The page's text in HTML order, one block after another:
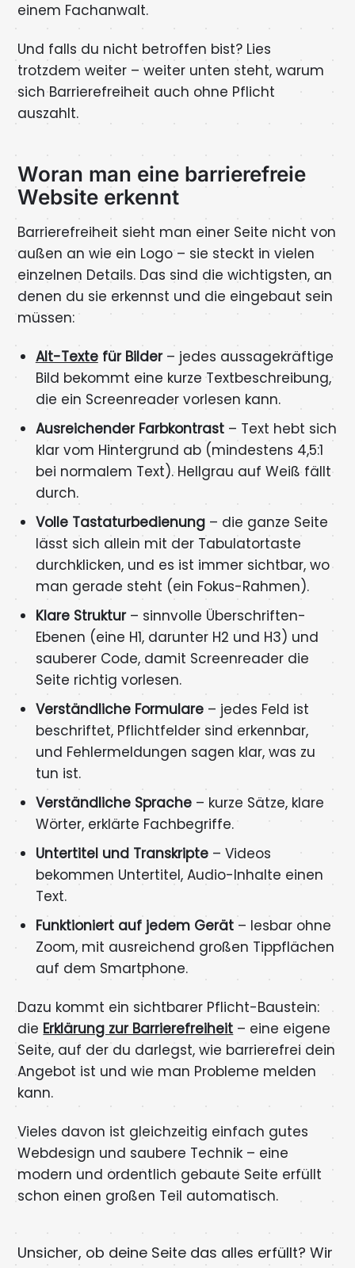
einem Fachanwalt.
Und falls du nicht betroffen bist? Lies
trotzdem weiter – weiter unten steht, warum
sich Barrierefreiheit auch ohne Pflicht
auszahlt.
Woran man eine barrierefreie
Website erkennt
Barrierefreiheit sieht man einer Seite nicht von
außen an wie ein Logo – sie steckt in vielen
einzelnen Details. Das sind die wichtigsten, an
denen du sie erkennst und die eingebaut sein
müssen:
Alt-Textefür Bilder– jedes aussagekräftige
Bild bekommt eine kurze Textbeschreibung,
die ein Screenreader vorlesen kann.
Ausreichender Farbkontrast– Text hebt sich
klar vom Hintergrund ab (mindestens 4,5:1
bei normalem Text). Hellgrau auf Weiß fällt
durch.
Volle Tastaturbedienung– die ganze Seite
lässt sich allein mit der Tabulatortaste
durchklicken, und es ist immer sichtbar, wo
man gerade steht (ein Fokus-Rahmen).
Klare Struktur– sinnvolle Überschriften-
Ebenen (eine H1, darunter H2 und H3) und
sauberer Code, damit Screenreader die
Seite richtig vorlesen.
Verständliche Formulare– jedes Feld ist
beschriftet, Pflichtfelder sind erkennbar,
und Fehlermeldungen sagen klar, was zu
tun ist.
Verständliche Sprache– kurze Sätze, klare
Wörter, erklärte Fachbegriffe.
Untertitel und Transkripte– Videos
bekommen Untertitel, Audio-Inhalte einen
Text.
Funktioniert auf jedem Gerät– lesbar ohne
Zoom, mit ausreichend großen Tippflächen
auf dem Smartphone.
Dazu kommt ein sichtbarer Pflicht-Baustein:
die Erklärung zur Barrierefreiheit – eine eigene
Seite, auf der du darlegst, wie barrierefrei dein
Angebot ist und wie man Probleme melden
kann.
Vieles davon ist gleichzeitig einfach gutes
Webdesign und saubere Technik – eine
modern und ordentlich gebaute Seite erfüllt
schon einen großen Teil automatisch.
Unsicher, ob deine Seite das alles erfüllt? Wir